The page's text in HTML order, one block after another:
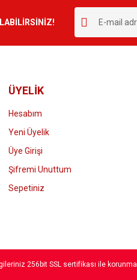
ÜYELİK
Hesabım
Yeni Üyelik
Üye Girişi
Şifremi Unuttum
Sepetiniz
256bit SSL sertifikası ile